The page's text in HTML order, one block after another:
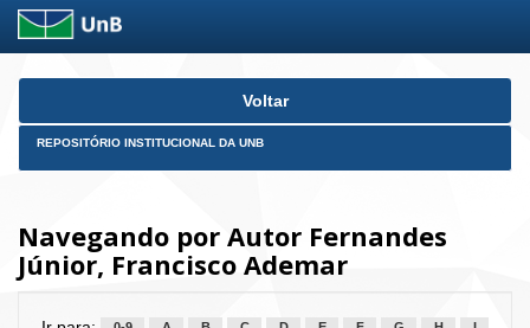
Skip
Voltar
REPOSITÓRIO INSTITUCIONAL DA UNB
Navegando por Autor Fernandes
Júnior, Francisco Ademar